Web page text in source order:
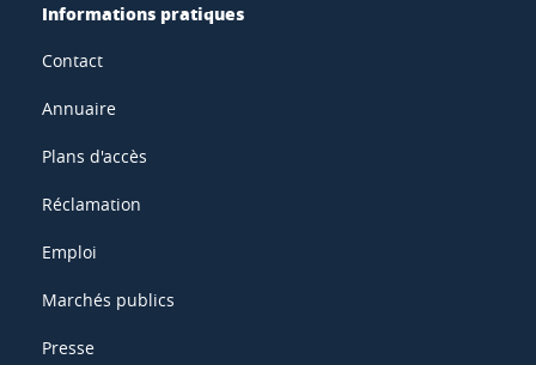
Informations pratiques
Contact
Annuaire
Plans d'accès
Réclamation
Emploi
Marchés publics
Presse